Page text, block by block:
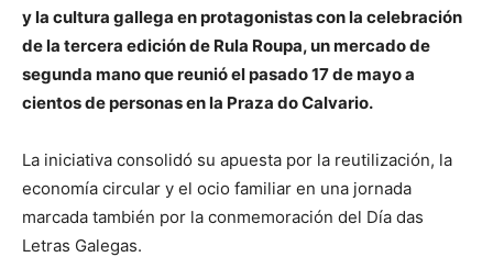
y la cultura gallega en protagonistas con la celebración
de la tercera edición de Rula Roupa, un mercado de
segunda mano que reunió el pasado 17 de mayo a
cientos de personas en la Praza do Calvario.
La iniciativa consolidó su apuesta por la reutilización, la
economía circular y el ocio familiar en una jornada
marcada también por la conmemoración del Día das
Letras Galegas.